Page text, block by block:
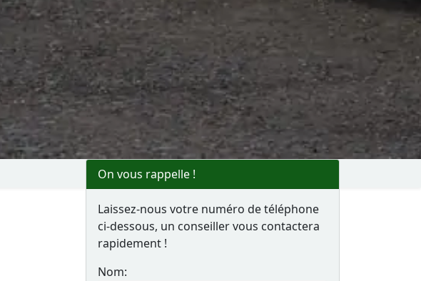
On vous rappelle !
Laissez-nous votre numéro de téléphone
ci-dessous, un conseiller vous contactera
rapidement !
Nom: